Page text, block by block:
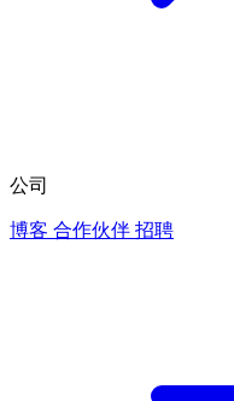
公司
博客 合作伙伴 招聘